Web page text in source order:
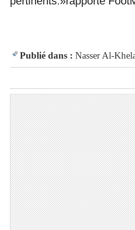
Publié dans : Nasser Al-